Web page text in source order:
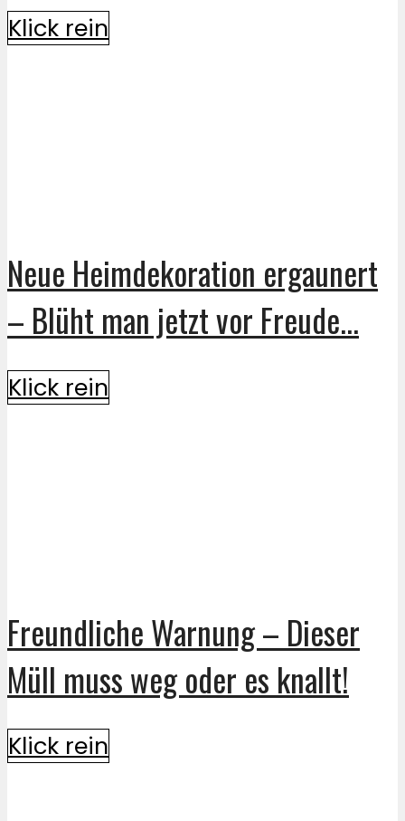
Klick rein
Neue Heimdekoration ergaunert
– Blüht man jetzt vor Freude...
Klick rein
Freundliche Warnung – Dieser
Müll muss weg oder es knallt!
Klick rein